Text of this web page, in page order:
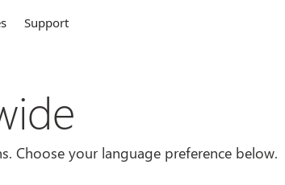
Support
Choose your language preference below.